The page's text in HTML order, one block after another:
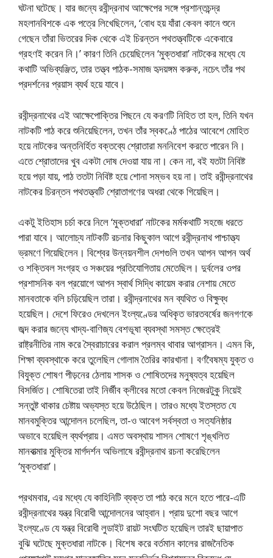
ঘটনা ঘটেছে। যার জন্যে রবীন্দ্রনাথ আক্ষেপের সঙ্গে প্রশান্তচন্দ্র
মহলানবিশকে এক পত্রে লিখেছিলেন, ‘বোধ হয় যাঁরা কেবল কানে শুনে
গেছেন তাঁরা ভিতরের দিক থেকে এই চিরন্তন পথতত্ত্বটিকে একেবারে
গ্রহণই করেন নি।’ কারণ তিনি চেয়েছিলেন ‘মুক্তধারা’ নাটকের মধ্যে যে
কথাটি অভিব্যঞ্জিত, তার তত্ত্ব পাঠক-সমাজ হৃদয়ঙ্গম করুক, নচেৎ তাঁর পথ
প্রদর্শনের প্রয়াস ব্যর্থ হয়ে যাবে।
রবীন্দ্রনাথের এই আক্ষেপোক্তির পিছনে যে করণটি নিহিত তা হল, তিনি যখন
নাটকটি পাঠ করে শুনিয়েছিলেন, তখন তাঁর স্বকণ্ঠে পাঠের আবেশে মোহিত
হয়ে নাটকের অন্তনির্হিত বক্তব্যে শ্রোতারা মননিবেশ করতে পারেন নি।
এতে শ্রোতাদের খুব একটা দোষ দেওয়া যায় না। কেন না, বই যতটা নিবিষ্ট
হয়ে পড়া যায়, পাঠ ততটা নিবিষ্ট হয়ে শোনা সম্ভব হয় না। তাই রবীন্দ্রনাথের
নাটকের চিরন্তন পথতত্ত্বটি শ্রোতাগণের অধরা থেকে গিয়েছিল।
একটু ইতিহাস চর্চা করে নিলে ‘মুক্তধারা’ নাটকের মর্মকথাটি সহজে ধরতে
পারা যাবে। আলোচ্য নাটকটি রচনার কিছুকাল আগে রবীন্দ্রনাথ পাশ্চাত্ত্য
ভ্রমণে গিয়েছিলেন। বিশ্বের উন্নয়নশীল দেশগুলি তখন আপন আপন অর্থ
ও শক্তিবল সংগ্রহ ও সঞ্চয়ের প্রতিযোগিতায় মেতেছিল। দুর্বলের ওপর
প্রশাসনিক বল প্রয়োগে আপন স্বার্থ সিদ্ধি কায়েম করার নেশায় মেতে
মানবতাকে বলি চড়িয়েছিল তারা। রবীন্দ্রনাথের মন ব্যথিত ও বিক্ষুব্ধ
হয়েছিল। দেশে ফিরেও দেখলেন ইংল্যণ্ডের অধিকৃত ভারতবর্ষের জনগণকে
জব্দ করার জন্যে খাদ্য-বাণিজ্য বেশভূষা ব্যবস্থা সমস্ত ক্ষেত্রেই
রাষ্ট্রনীতির নাম করে স্বৈরাচারের করাল প্রলম্ব থাবার আগ্রাসন। এমন কি,
শিক্ষা ব্যবস্থাকে করে তুলেছিল গোলাম তৈরির কারখানা। বর্ণবৈষম্য যুক্ত ও
বিযুক্ত শোষণ পীড়নের ঠেলায় শাসক ও শোষিতদের মনুষ্যত্ব হয়েছিল
বিসর্জিত। শোষিতেরা তাই নির্জীব ক্লীবের মতো কেবল নিজেরটুকু নিয়েই
সন্তুষ্ট থাকার চেষ্টায় অভ্যস্ত হয়ে উঠেছিল। তারও মধ্যে ইতস্তত যে
মানবমুক্তির আন্দোলন চলেছিল, তা-ও আবেগ সর্বস্বতা ও সত্যনিষ্ঠার
অভাবে হয়েছিল ব্যর্থপ্রায়। এমত অবস্থায় শাসন শোষণে শৃঙ্খলিত
মানবাত্মার মুক্তির মার্গদর্শন অভিলাষে রবীন্দ্রনাথ রচনা করেছিলেন
‘মুক্তধারা’।
প্রথমবার, এর মধ্যে যে কাহিনিটি ব্যক্ত তা পাঠ করে মনে হতে পারে-এটি
রবীন্দ্রনাথের যন্ত্র বিরোধী আন্দোলনের আহ্বান। প্রায় দুশো বছর আগে
ইংল্যণ্ডে যে যন্ত্র বিরোধী লুডাইট রায়ট সংঘটিত হয়েছিল তারই ছায়াপাত
বুঝি ঘটেছে মুক্তধারা নাটকে। বিশেষ করে বর্তমান কালের রাজনৈতিক